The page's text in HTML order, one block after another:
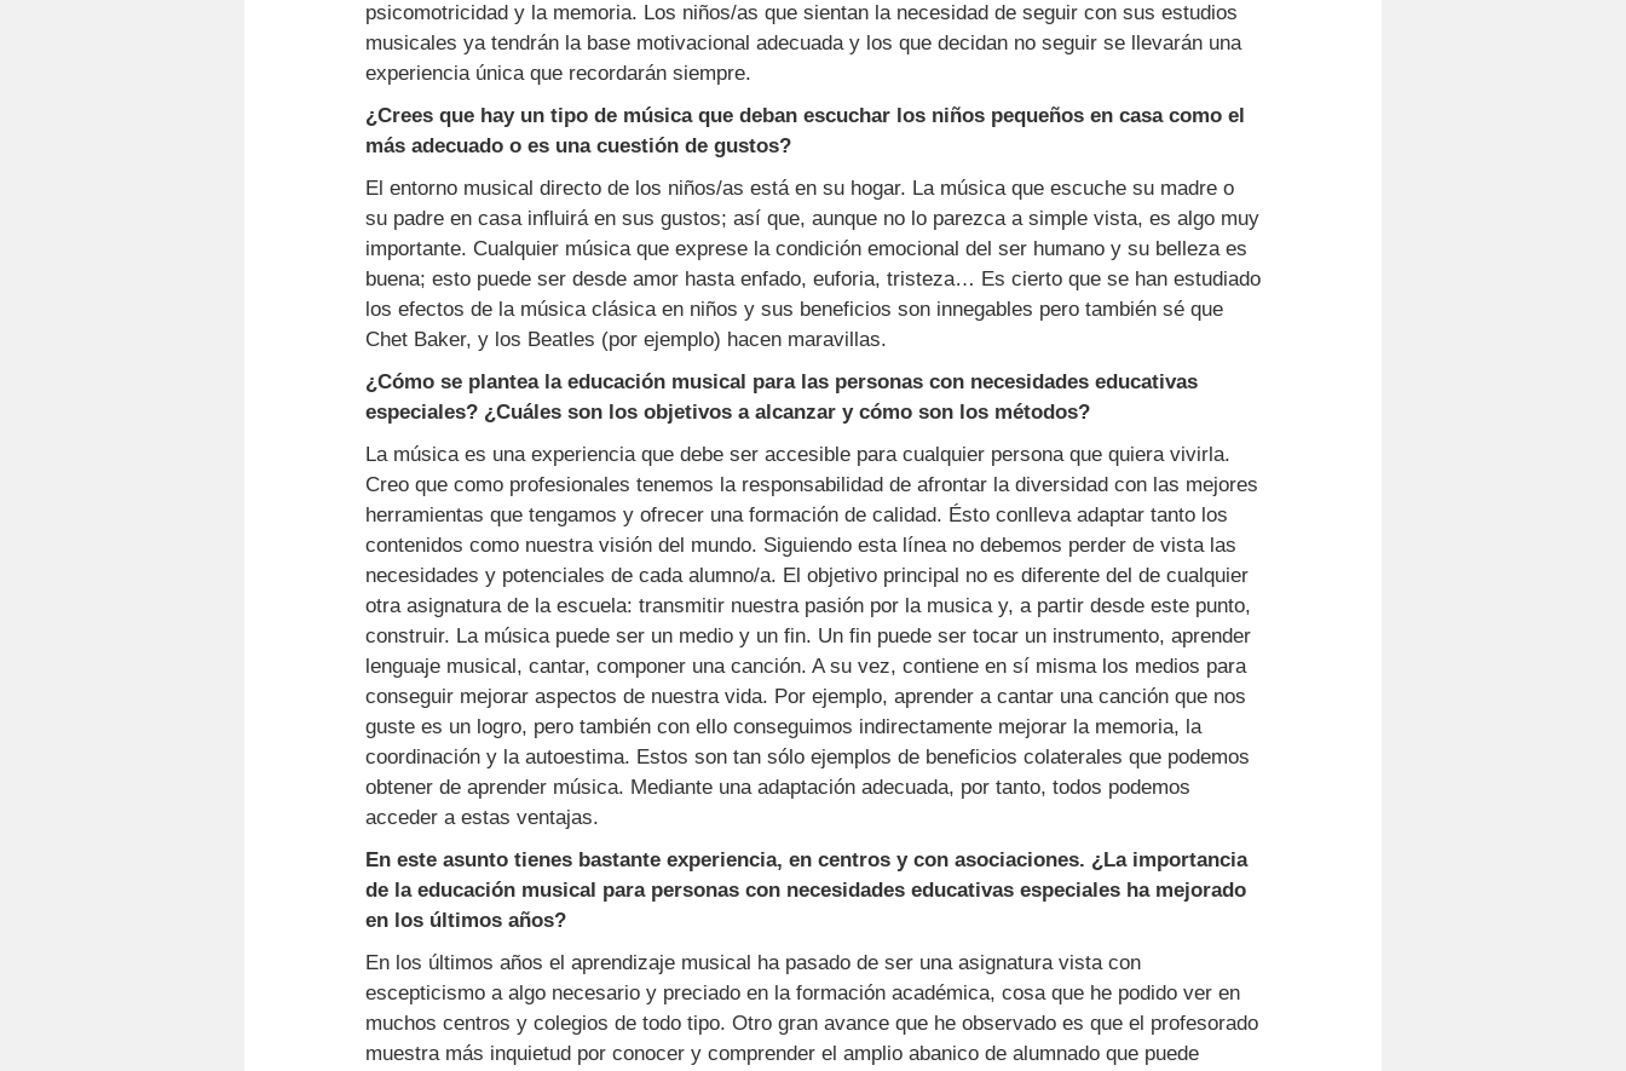
psicomotricidad y la memoria. Los niños/as que sientan la necesidad de seguir con sus estudios
musicales ya tendrán la base motivacional adecuada y los que decidan no seguir se llevarán una
experiencia única que recordarán siempre.
¿Crees que hay un tipo de música que deban escuchar los niños pequeños en casa como el
más adecuado o es una cuestión de gustos?
El entorno musical directo de los niños/as está en su hogar. La música que escuche su madre o
su padre en casa influirá en sus gustos; así que, aunque no lo parezca a simple vista, es algo muy
importante. Cualquier música que exprese la condición emocional del ser humano y su belleza es
buena; esto puede ser desde amor hasta enfado, euforia, tristeza… Es cierto que se han estudiado
los efectos de la música clásica en niños y sus beneficios son innegables pero también sé que
Chet Baker, y los Beatles (por ejemplo) hacen maravillas.
¿Cómo se plantea la educación musical para las personas con necesidades educativas
especiales? ¿Cuáles son los objetivos a alcanzar y cómo son los métodos?
La música es una experiencia que debe ser accesible para cualquier persona que quiera vivirla.
Creo que como profesionales tenemos la responsabilidad de afrontar la diversidad con las mejores
herramientas que tengamos y ofrecer una formación de calidad. Ésto conlleva adaptar tanto los
contenidos como nuestra visión del mundo. Siguiendo esta línea no debemos perder de vista las
necesidades y potenciales de cada alumno/a. El objetivo principal no es diferente del de cualquier
otra asignatura de la escuela: transmitir nuestra pasión por la musica y, a partir desde este punto,
construir. La música puede ser un medio y un fin. Un fin puede ser tocar un instrumento, aprender
lenguaje musical, cantar, componer una canción. A su vez, contiene en sí misma los medios para
conseguir mejorar aspectos de nuestra vida. Por ejemplo, aprender a cantar una canción que nos
guste es un logro, pero también con ello conseguimos indirectamente mejorar la memoria, la
coordinación y la autoestima. Estos son tan sólo ejemplos de beneficios colaterales que podemos
obtener de aprender música. Mediante una adaptación adecuada, por tanto, todos podemos
acceder a estas ventajas.
En este asunto tienes bastante experiencia, en centros y con asociaciones. ¿La importancia
de la educación musical para personas con necesidades educativas especiales ha mejorado
en los últimos años?
En los últimos años el aprendizaje musical ha pasado de ser una asignatura vista con
escepticismo a algo necesario y preciado en la formación académica, cosa que he podido ver en
muchos centros y colegios de todo tipo. Otro gran avance que he observado es que el profesorado
muestra más inquietud por conocer y comprender el amplio abanico de alumnado que puede